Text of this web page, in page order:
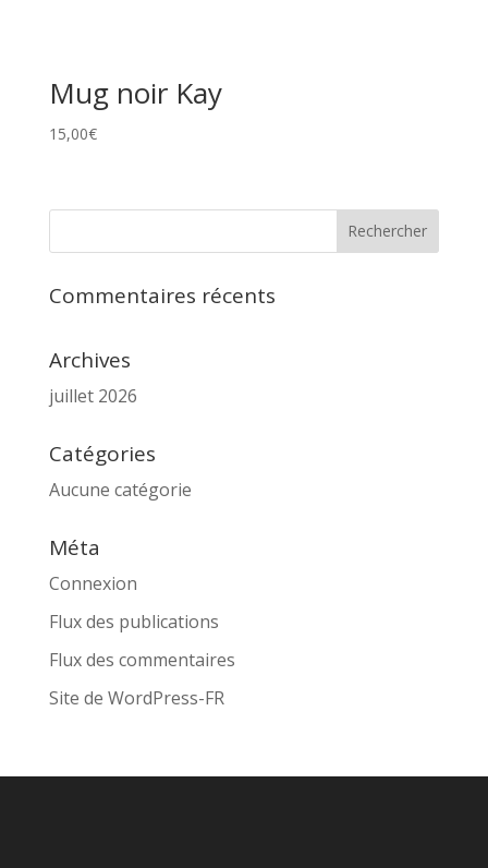
Mug noir Kay
15,00€
Commentaires récents
Archives
juillet 2026
Catégories
Aucune catégorie
Méta
Connexion
Flux des publications
Flux des commentaires
Site de WordPress-FR